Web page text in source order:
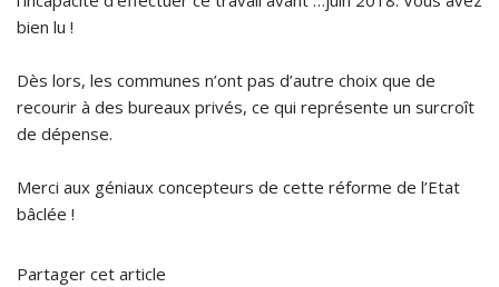
bien lu !
Dès lors, les communes n’ont pas d’autre choix que de
recourir à des bureaux privés, ce qui représente un surcroît
de dépense.
Merci aux géniaux concepteurs de cette réforme de l’Etat
bâclée !
Partager cet article